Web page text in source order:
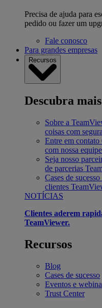
Precisa de ajuda para
pedido ou fazer um
Fale conosco
Para grandes empresas
Recursos
Descubra
Sobre a
coisas com
Entre em contato
com nossa
Seja nosso
de parcerias
Cases de sucesso
clientes
NOTÍCIAS
Clientes aderem
TeamViewer.
Recursos
Blog
Cases de sucesso
Eventos e
Trust Center